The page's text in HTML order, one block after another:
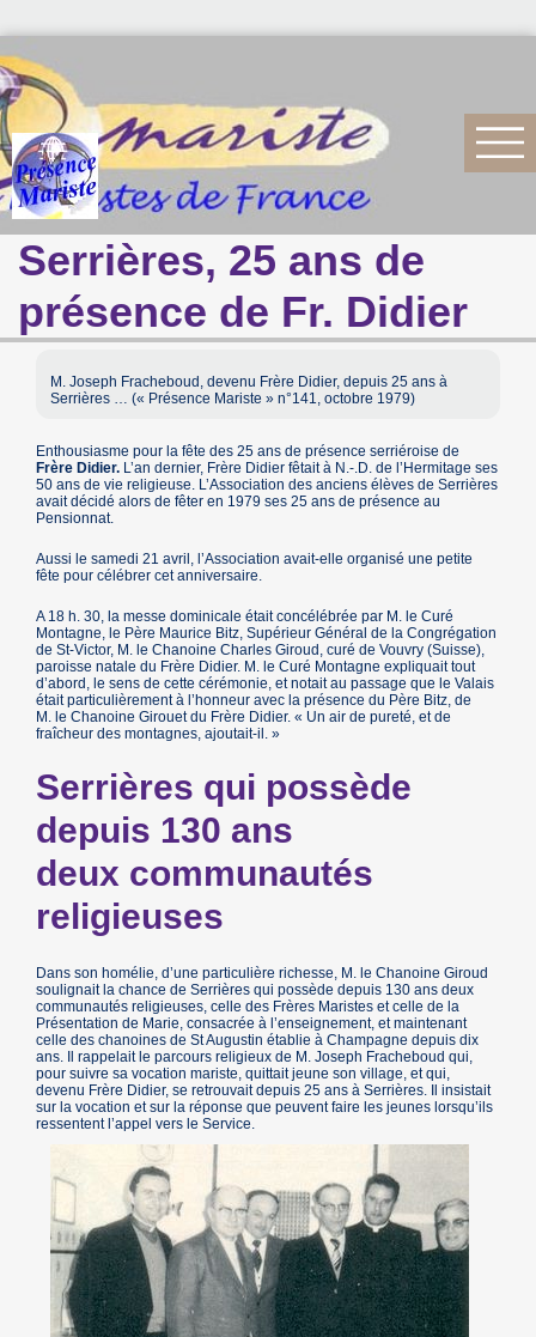
Serrières, 25 ans de
présence de Fr. Didier
M. Joseph Fracheboud, devenu Frère Didier, depuis 25 ans à
Serrières … (« Présence Mariste » n°141, octobre 1979)
Enthousiasme pour la fête des 25 ans de présence serriéroise de
Frère Didier. L’an dernier, Frère Didier fêtait à N.-.D. de l’Hermitage ses
50 ans de vie religieuse. L’Association des anciens élèves de Serrières
avait décidé alors de fêter en 1979 ses 25 ans de présence au
Pensionnat.
Aussi le samedi 21 avril, l’Association avait-elle organisé une petite
fête pour célébrer cet anniversaire.
A 18 h. 30, la messe dominicale était concélébrée par M. le Curé
Montagne, le Père Maurice Bitz, Supérieur Général de la Congrégation
de St-Victor, M. le Chanoine Charles Giroud, curé de Vouvry (Suisse),
paroisse natale du Frère Didier. M. le Curé Montagne expliquait tout
d’abord, le sens de cette cérémonie, et notait au passage que le Valais
était particulièrement à l’honneur avec la présence du Père Bitz, de
M. le Chanoine Girouet du Frère Didier. « Un air de pureté, et de
fraîcheur des montagnes, ajoutait-il. »
Serrières qui possède
depuis 130 ans
deux communautés
religieuses
Dans son homélie, d’une particulière richesse, M. le Chanoine Giroud
soulignait la chance de Serrières qui possède depuis 130 ans deux
communautés religieuses, celle des Frères Maristes et celle de la
Présentation de Marie, consacrée à l’enseignement, et maintenant
celle des chanoines de St Augustin établie à Champagne depuis dix
ans. Il rappelait le parcours religieux de M. Joseph Fracheboud qui,
pour suivre sa vocation mariste, quittait jeune son village, et qui,
devenu Frère Didier, se retrouvait depuis 25 ans à Serrières. Il insistait
sur la vocation et sur la réponse que peuvent faire les jeunes lorsqu’ils
ressentent l’appel vers le Service.